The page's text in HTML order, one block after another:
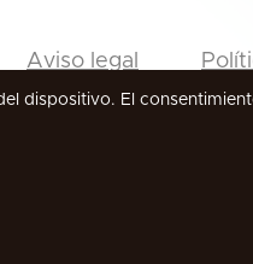
Aviso legal
dispositivo. El